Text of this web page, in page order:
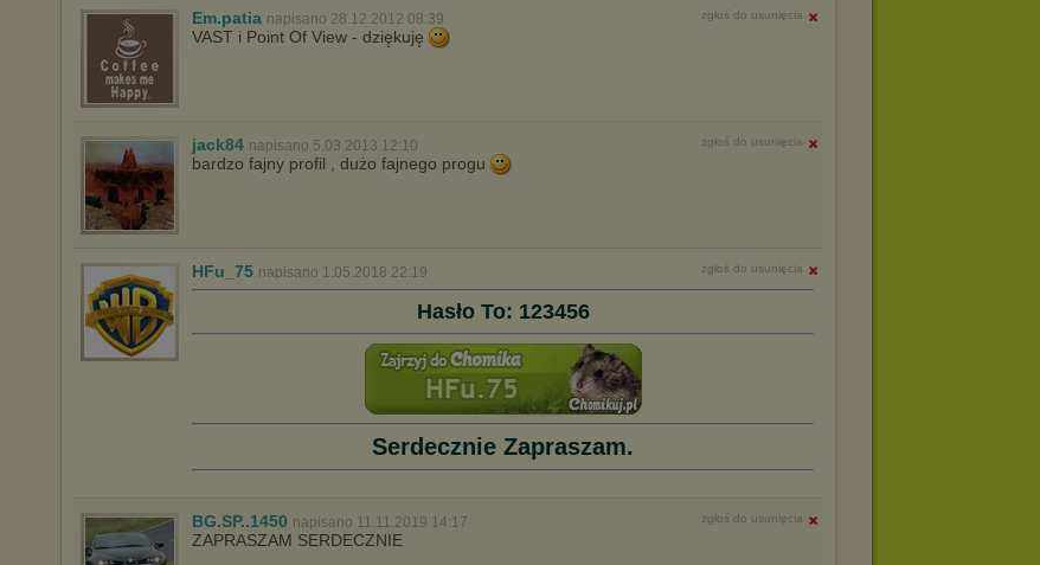
Em.patia napisano 28.12.2012 08:39 zgłoś do usunięcia
VAST i Point Of View - dziękuję
jack84 napisano 5.03.2013 12:10 zgłoś do usunięcia
bardzo fajny profil , dużo fajnego progu
HFu_75 napisano 1.05.2018 22:19 zgłoś do usunięcia
Hasło To: 123456
Serdecznie Zapraszam.
BG.SP..1450 napisano 11.11.2019 14:17 zgłoś do usunięcia
ZAPRASZAM SERDECZNIE